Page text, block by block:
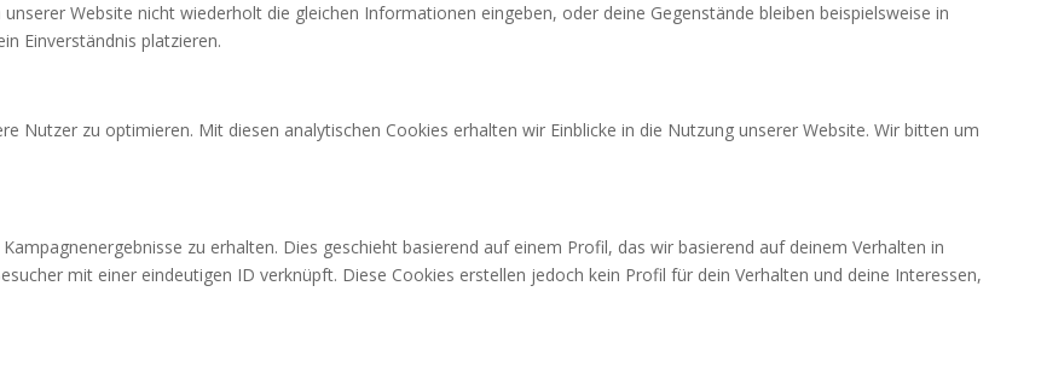
Website nicht wiederholt die gleichen Informationen eingeben, oder deine Gegenstände bleiben beispielsweise in
Einverständnis platzieren.
Nutzer zu optimieren. Mit diesen analytischen Cookies erhalten wir Einblicke in die Nutzung unserer Website. Wir bitten um
zu erhalten. Dies geschieht basierend auf einem Profil, das wir basierend auf deinem Verhalten in
mit einer eindeutigen ID verknüpft. Diese Cookies erstellen jedoch kein Profil für dein Verhalten und deine Interessen,